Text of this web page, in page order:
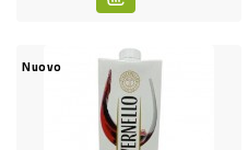
SURGELATI
Nuovo